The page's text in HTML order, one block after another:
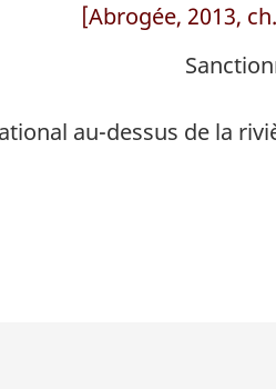
[Abrogée, 2013,
au-dessus de la